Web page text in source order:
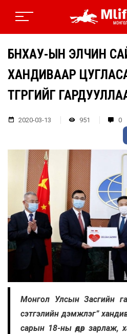
БНХАУ-ЫН ЭЛЧИН
ХАНДИВААР
ТӨГРӨГИЙГ
2020-03-13 951 0
Монгол Улсын Засгийн
сэтгэлийн дэмжлэг”
сарын 18-ны өдөр зарлаж,